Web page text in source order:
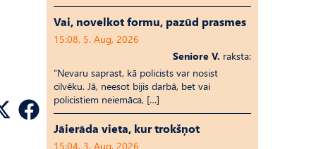
Vai, novelkot formu, pazūd prasmes
15:08, 5. Aug, 2026
Seniore V. raksta:
“Nevaru saprast, kā policists var nosist
cilvēku. Jā, neesot bijis darbā, bet vai
policistiem neiemāca, […]
Jāierāda vieta, kur trokšņot
15:04, 3. Aug, 2026